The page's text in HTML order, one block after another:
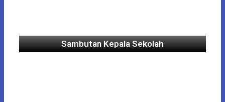
Sambutan Kepala Sekolah